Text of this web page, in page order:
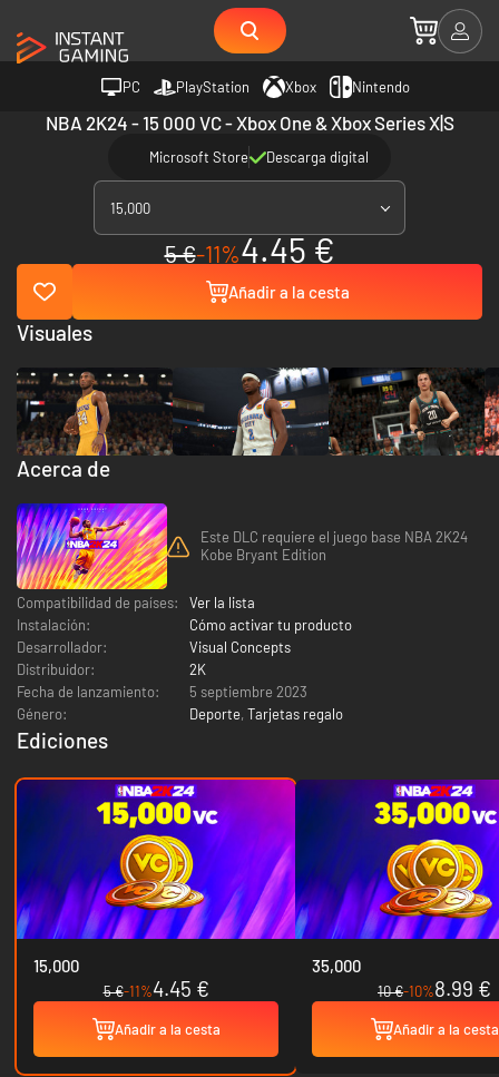
PC PlayStation Xbox Nintendo
NBA 2K24 - 15 000 VC - Xbox One & Xbox Series X|S
Microsoft Store Descarga digital
15,000
5 €-11%4.45 €
Añadir a la cesta
Acerca de
Este DLC requiere el juego base NBA 2K24
Kobe Bryant Edition
Compatibilidad de países:
Ver la lista
Instalación:
Cómo activar tu producto
Desarrollador:
Visual Concepts
Distribuidor:
2K
Fecha de lanzamiento:
5 septiembre 2023
Género:
Deporte, Tarjetas regalo
Ediciones
15,000
5 €-11%4.45 €
Añadir a la cesta
35,000
10 €-10%8.99 €
Añadir a la cesta
Visuales